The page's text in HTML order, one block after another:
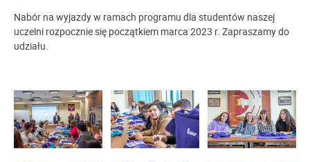
Nabór na wyjazdy w ramach programu dla studentów naszej
uczelni rozpocznie się początkiem marca 2023 r. Zapraszamy do
udziału.